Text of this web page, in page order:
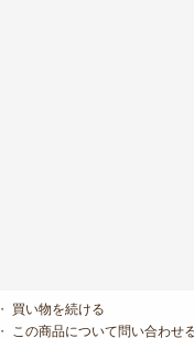
・ 買い物を続ける
・ この商品について問い合わせ